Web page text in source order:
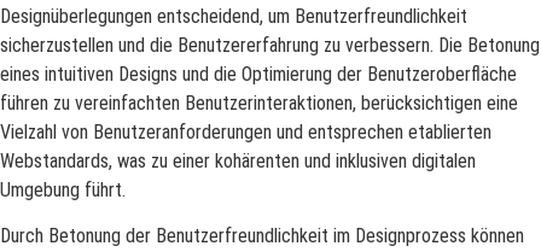
Designüberlegungen entscheidend, um Benutzerfreundlichkeit
sicherzustellen und die Benutzererfahrung zu verbessern. Die Betonung
eines intuitiven Designs und die Optimierung der Benutzeroberfläche
führen zu vereinfachten Benutzerinteraktionen, berücksichtigen eine
Vielzahl von Benutzeranforderungen und entsprechen etablierten
Webstandards, was zu einer kohärenten und inklusiven digitalen
Umgebung führt.
Durch Betonung der Benutzerfreundlichkeit im Designprozess können